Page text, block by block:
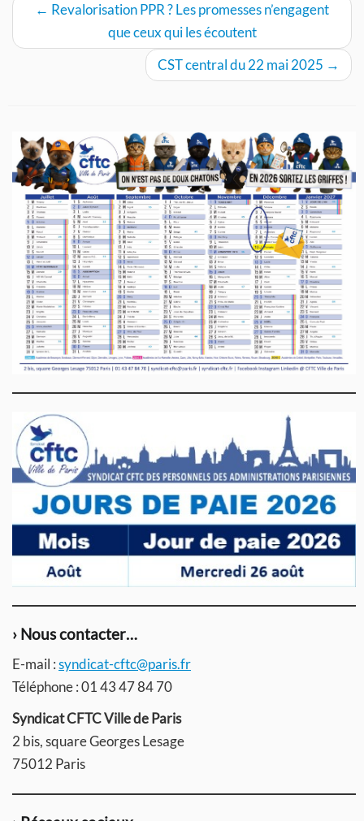
← Revalorisation PPR ? Les promesses n’engagent
que ceux qui les écoutent
CST central du 22 mai 2025 →
› Nous contacter…
E-mail :syndicat-cftc@paris.fr
Téléphone : 01 43 47 84 70
Syndicat CFTC Ville de Paris
2 bis, square Georges Lesage
75012 Paris